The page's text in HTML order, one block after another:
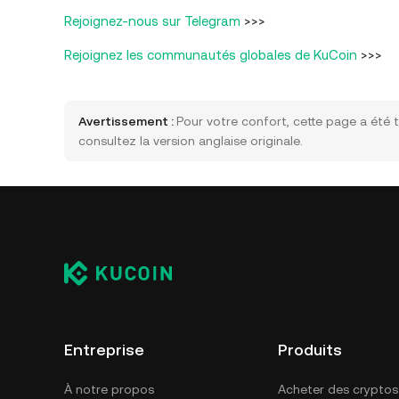
Rejoignez-nous sur Telegram >>>
Rejoignez les communautés globales de KuCoin >>>
Avertissement : Pour votre confort, cette page a été
consultez la version anglaise originale.
Entreprise
À notre propos
Produits
Acheter des cryptos